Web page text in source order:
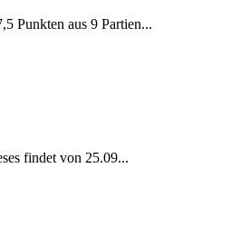
Punkten aus 9 Partien...
findet von 25.09...